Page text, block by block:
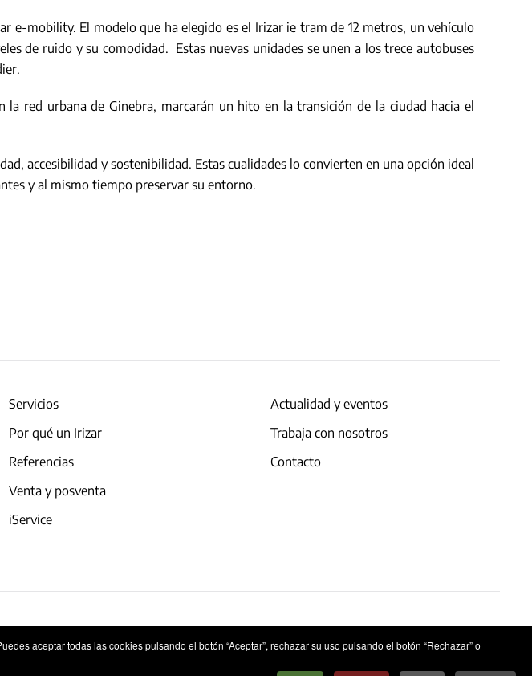
aceptar todas las cookies pulsando el botón “Aceptar”, rechazar su uso pulsando el botón “Rechazar” o
e-mobility. El modelo que ha elegido es el Irizar ie tram de 12 metros, un vehículo
de ruido y su comodidad. Estas nuevas unidades se unen a los trece autobuses
red urbana de Ginebra, marcarán un hito en la transición de la ciudad hacia el
accesibilidad y sostenibilidad. Estas cualidades lo convierten en una opción ideal
y al mismo tiempo preservar su entorno.
Servicios
Por qué un Irizar
Referencias
Venta y posventa
iService
Actualidad y eventos
Trabaja con nosotros
Contacto